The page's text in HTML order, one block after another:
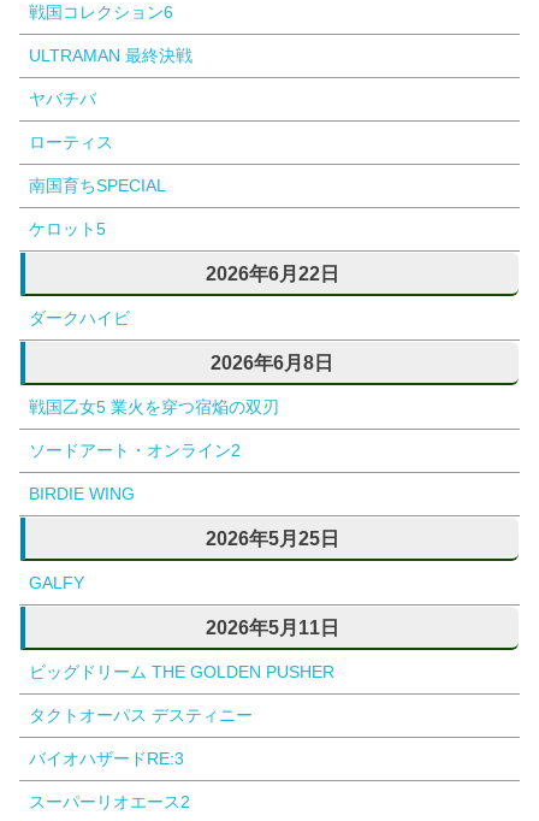
戦国コレクション6
ULTRAMAN 最終決戦
ヤバチバ
ローティス
南国育ちSPECIAL
ケロット5
2026年6月22日
ダークハイビ
2026年6月8日
戦国乙女5 業火を穿つ宿焔の双刃
ソードアート・オンライン2
BIRDIE WING
2026年5月25日
GALFY
2026年5月11日
ビッグドリーム THE GOLDEN PUSHER
タクトオーパス デスティニー
バイオハザードRE:3
スーパーリオエース2